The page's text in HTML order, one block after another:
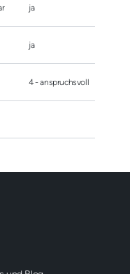
ja
ja
4 - anspruchsvoll